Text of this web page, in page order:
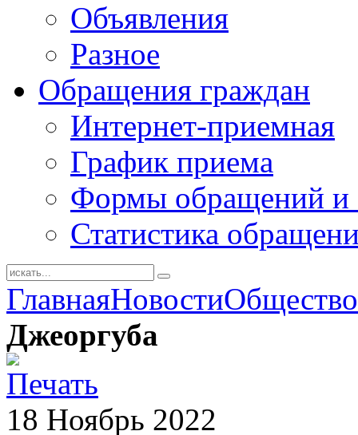
Объявления
Разное
Обращения граждан
Интернет-приемная
График приема
Формы обращений и
Статистика
ГлавнаяНовостиОбщество
Джеоргуба
18 Ноябрь 2022